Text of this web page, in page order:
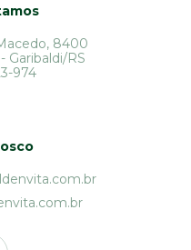
8400
Garibaldi/RS
974